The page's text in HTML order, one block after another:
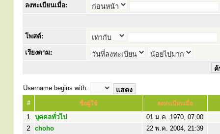
ลงทะเบียนเมื่อ:
โพสต์:
เรียงตาม:
Username begins with:
# ชื่อผู้ใช้ ลงทะเบียนเมื่อ
1 บุคคลทั่วไป 01 ม.ค. 1970, 07:00
2 choho 22 พ.ค. 2004, 21:39